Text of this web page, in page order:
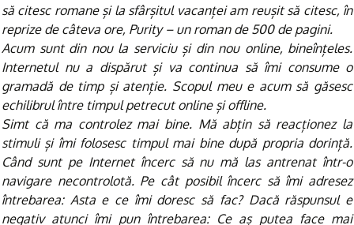
să citesc romane și la sfârșitul vacanței am reușit să citesc, în
reprize de câteva ore, Purity – un roman de 500 de pagini.
Acum sunt din nou la serviciu și din nou online, bineînțeles.
Internetul nu a dispărut și va continua să îmi consume o
gramadă de timp și atenție. Scopul meu e acum să găsesc
echilibrul între timpul petrecut online și offline.
Simt că ma controlez mai bine. Mă abțin să reacționez la
stimuli și îmi folosesc timpul mai bine după propria dorință.
Când sunt pe Internet încerc să nu mă las antrenat într-o
navigare necontrolotă. Pe cât posibil încerc să îmi adresez
întrebarea: Asta e ce îmi doresc să fac? Dacă răspunsul e
negativ atunci îmi pun întrebarea: Ce aș putea face mai